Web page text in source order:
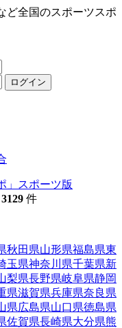
ど全国のスポーツスポ
ログイン
3129 件
秋田県山形県福島県東
玉県神奈川県千葉県新
梨県長野県岐阜県静岡
県滋賀県兵庫県奈良県
県広島県山口県徳島県
佐賀県長崎県大分県熊